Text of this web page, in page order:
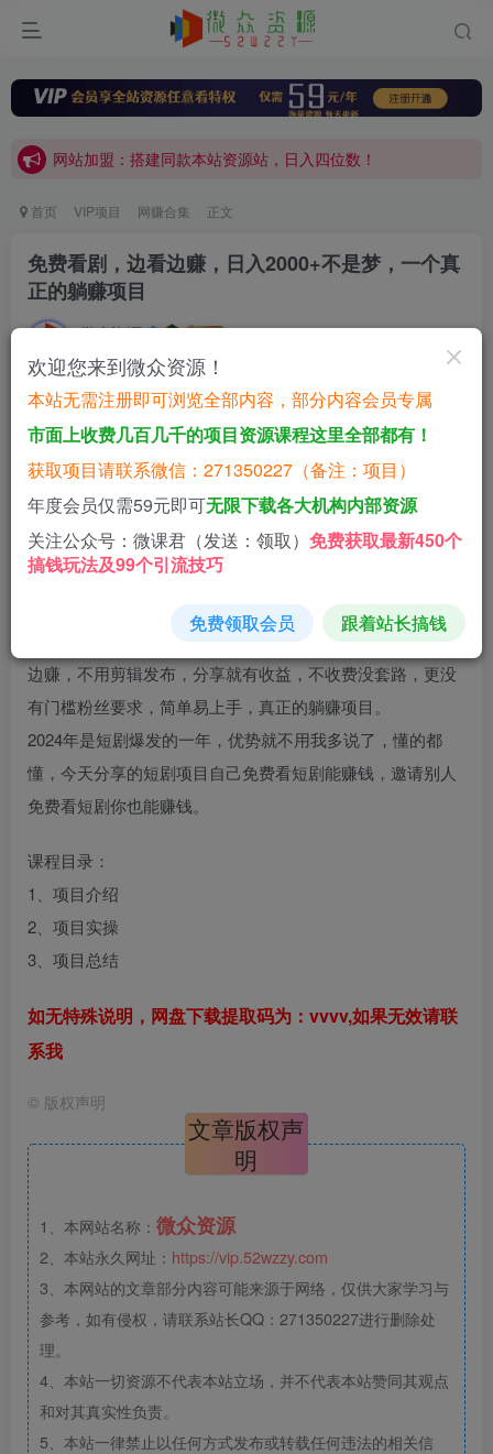
网站加盟：搭建同款本站资源站，日入四位数！
开通会员，无限下载各大机构内部资源，一站式草根创业基地，最新最强网赚教程大全，小投入，大回报！
网站加盟：搭建同款本站资源站，日入四位数！
首页 VIP项目 网赚合集 正文
免费看剧，边看边赚，日入2000+不是梦，一个真
正的躺赚项目
微众资源
免费看剧，边看边赚，日入2000+不是梦，一个真正的躺赚项目
此内容为免费资源，请登录后查看
登录查看
已售 23
大家好，今天给大家分享一个新项目，人人可做，全免费，
该项目就是免费看短剧赚收益，看剧不花一分钱，还能边看
边赚，不用剪辑发布，分享就有收益，不收费没套路，更没
有门槛粉丝要求，简单易上手，真正的躺赚项目。
2024年是短剧爆发的一年，优势就不用我多说了，懂的都
懂，今天分享的短剧项目自己免费看短剧能赚钱，邀请别人
免费看短剧你也能赚钱。
课程目录：
1、项目介绍
2、项目实操
3、项目总结
如无特殊说明，网盘下载提取码为：vvvv,如果无效请联
系我
© 版权声明
文章版权声
明
1、本网站名称： 微众资源
2、本站永久网址： https://vip.52wzzy.com
3、本网站的文章部分内容可能来源于网络，仅供大家学习与
参考，如有侵权，请联系站长QQ：271350227进行删除处
理。
4、本站一切资源不代表本站立场，并不代表本站赞同其观点
和对其真实性负责。
5、本站一律禁止以任何方式发布或转载任何违法的相关信
欢迎您来到微众资源！
本站无需注册即可浏览全部内容，部分内容会员专属
市面上收费几百几千的项目资源课程这里全部都有！
获取项目请联系微信：271350227（备注：项目）
年度会员仅需59元即可无限下载各大机构内部资源
关注公众号：微课君（发送：领取） 免费获取最新450个
搞钱玩法及99个引流技巧
免费领取会员 跟着站长搞钱